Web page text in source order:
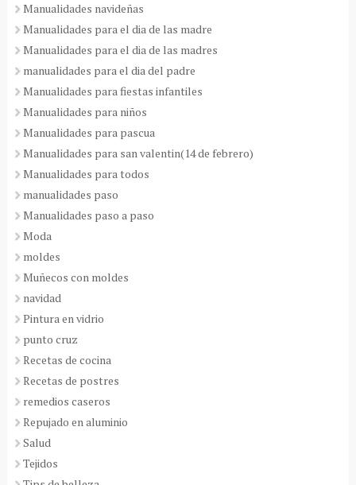
Manualidades navideñas
Manualidades para el dia de las madre
Manualidades para el dia de las madres
manualidades para el dia del padre
Manualidades para fiestas infantiles
Manualidades para niños
Manualidades para pascua
Manualidades para san valentin(14 de febrero)
Manualidades para todos
manualidades paso
Manualidades paso a paso
Moda
moldes
Muñecos con moldes
navidad
Pintura en vidrio
punto cruz
Recetas de cocina
Recetas de postres
remedios caseros
Repujado en aluminio
Salud
Tejidos